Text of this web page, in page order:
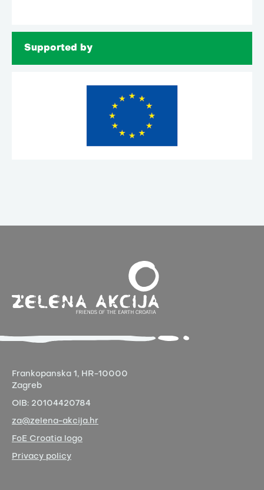
Supported by
Frankopanska 1, HR-10000
Zagreb
OIB: 20104420784
za@zelena-akcija.hr
FoE Croatia logo
Privacy policy